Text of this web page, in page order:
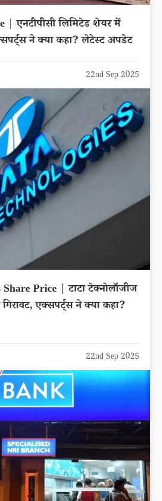
| एनटीपीसी लिमिटेड शेयर में
ने क्या कहा? लेटेस्ट अपडेट
22nd Sep 2025
Price | टाटा टेक्नोलॉजीज
एक्सपर्ट्स ने क्या कहा?
22nd Sep 2025